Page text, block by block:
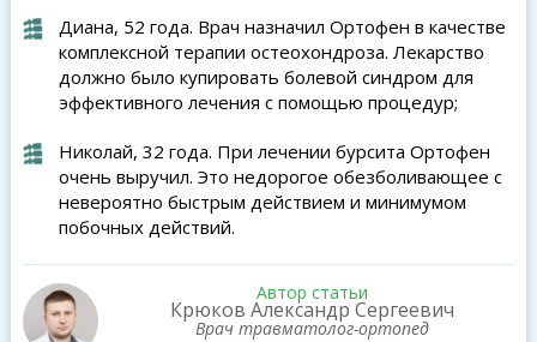
Диана, 52 года. Врач назначил Ортофен в качестве
комплексной терапии остеохондроза. Лекарство
должно было купировать болевой синдром для
эффективного лечения с помощью процедур;
Николай, 32 года. При лечении бурсита Ортофен
очень выручил. Это недорогое обезболивающее с
невероятно быстрым действием и минимумом
побочных действий.
Автор статьи
Крюков Александр Сергеевич
Врач травматолог-ортопед